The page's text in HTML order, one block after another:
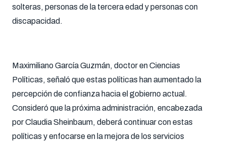
solteras, personas de la tercera edad y personas con
discapacidad.
Maximiliano García Guzmán, doctor en Ciencias
Políticas, señaló que estas políticas han aumentado la
percepción de confianza hacia el gobierno actual.
Consideró que la próxima administración, encabezada
por Claudia Sheinbaum, deberá continuar con estas
políticas y enfocarse en la mejora de los servicios